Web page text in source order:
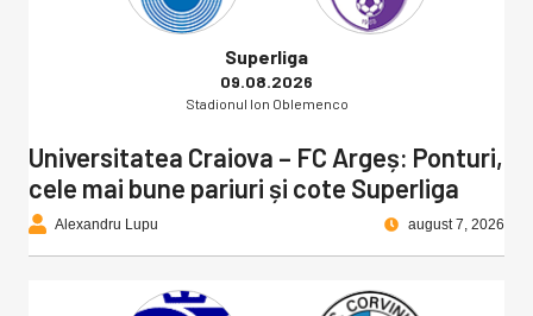
Superliga
09.08.2026
Stadionul Ion Oblemenco
Universitatea Craiova – FC Argeș: Ponturi,
cele mai bune pariuri și cote Superliga
Alexandru Lupu august 7, 2026